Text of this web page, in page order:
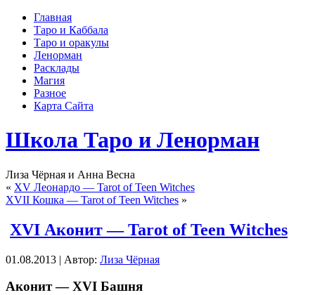
Главная
Таро и Каббала
Таро и оракулы
Ленорман
Расклады
Магия
Разное
Карта Сайта
Школа Таро и Ленорман
Лиза Чёрная и Анна Весна
« XV Леонардо — Tarot of Teen Witches
XVII Кошка — Tarot of Teen Witches »
XVI Аконит — Tarot of Teen Witches
01.08.2013 | Автор: Лиза Чёрная
Аконит — XVI Башня